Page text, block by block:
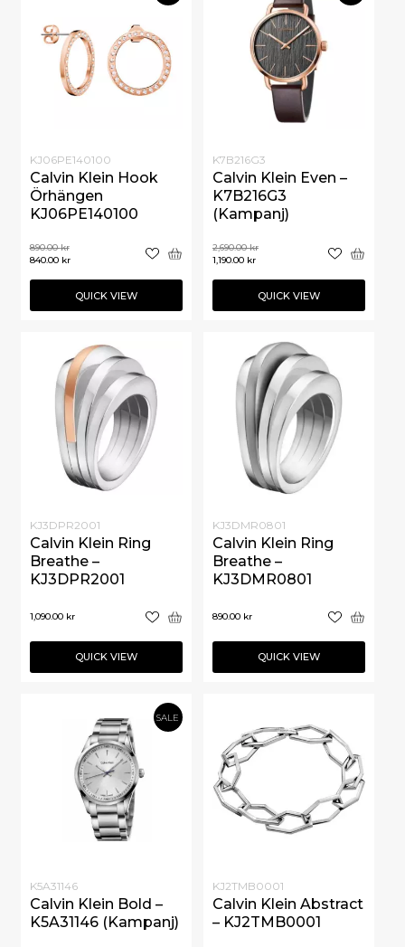
KJ06PE140100
Calvin Klein Hook
Örhängen
KJ06PE140100
890.00kr
840.00 kr
QUICK VIEW
K7B216G3
Calvin Klein Even –
K7B216G3
(Kampanj)
2,690.00kr
1,190.00 kr
QUICK VIEW
KJ3DPR2001
Calvin Klein Ring
Breathe –
KJ3DPR2001
1,090.00 kr
QUICK VIEW
KJ3DMR0801
Calvin Klein Ring
Breathe –
KJ3DMR0801
890.00 kr
QUICK VIEW
SALE
K5A31146
Calvin Klein Bold –
K5A31146 (Kampanj)
KJ2TMB0001
Calvin Klein Abstract
– KJ2TMB0001